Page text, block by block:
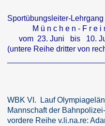
Sportübungsleiter-
M ü n c h e n - F r e i
vom 23. Juni bis 10.
(untere Reihe dritter von
WBK VI. Lauf
Mannschaft der
vordere Reihe v.li.na.re: